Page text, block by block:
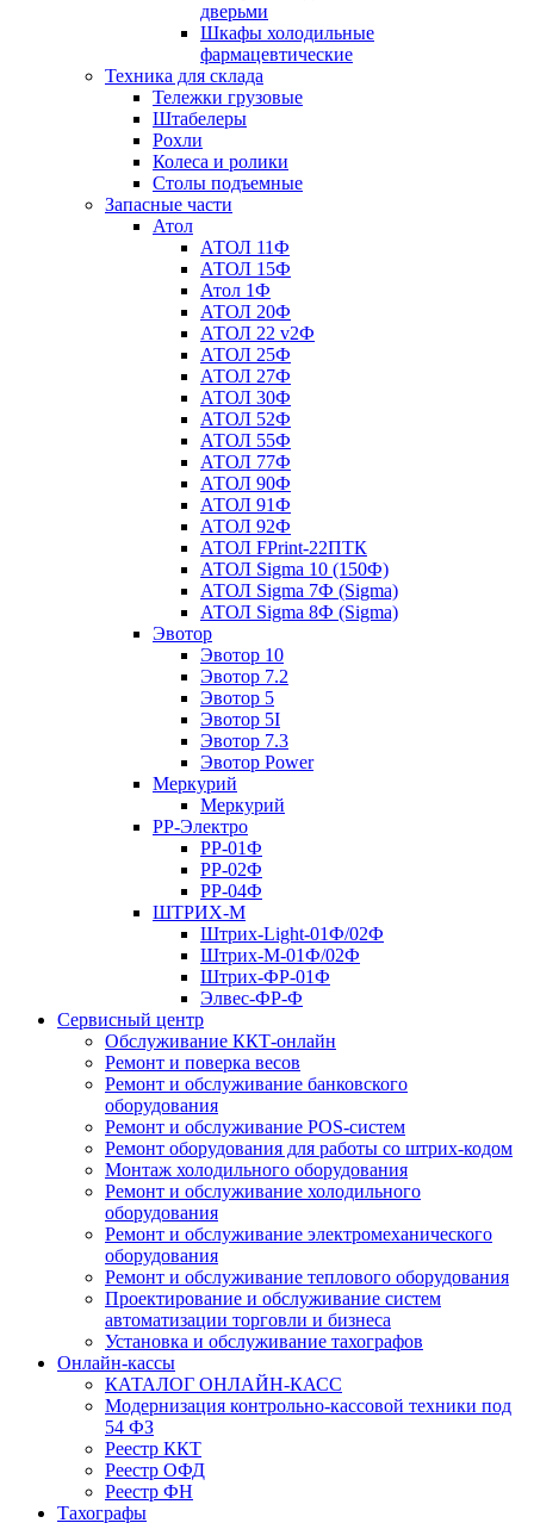
дверьми
Шкафы холодильные
фармацевтические
Техника для склада
Тележки грузовые
Штабелеры
Рохли
Колеса и ролики
Столы подъемные
Запасные части
Атол
АТОЛ 11Ф
АТОЛ 15Ф
Атол 1Ф
АТОЛ 20Ф
АТОЛ 22 v2Ф
АТОЛ 25Ф
АТОЛ 27Ф
АТОЛ 30Ф
АТОЛ 52Ф
АТОЛ 55Ф
АТОЛ 77Ф
АТОЛ 90Ф
АТОЛ 91Ф
АТОЛ 92Ф
АТОЛ FPrint-22ПТК
АТОЛ Sigma 10 (150Ф)
АТОЛ Sigma 7Ф (Sigma)
АТОЛ Sigma 8Ф (Sigma)
Эвотор
Эвотор 10
Эвотор 7.2
Эвотор 5
Эвотор 5I
Эвотор 7.3
Эвотор Power
Меркурий
Меркурий
РР-Электро
РР-01Ф
РР-02Ф
РР-04Ф
ШТРИХ-М
Штрих-Light-01Ф/02Ф
Штрих-М-01Ф/02Ф
Штрих-ФР-01Ф
Элвес-ФР-Ф
Сервисный центр
Обслуживание ККТ-онлайн
Ремонт и поверка весов
Ремонт и обслуживание банковского
оборудования
Ремонт и обслуживание POS-систем
Ремонт оборудования для работы со штрих-кодом
Монтаж холодильного оборудования
Ремонт и обслуживание холодильного
оборудования
Ремонт и обслуживание электромеханического
оборудования
Ремонт и обслуживание теплового оборудования
Проектирование и обслуживание систем
автоматизации торговли и бизнеса
Установка и обслуживание тахографов
Онлайн-кассы
КАТАЛОГ ОНЛАЙН-КАСС
Модернизация контрольно-кассовой техники под
54 ФЗ
Реестр ККТ
Реестр ОФД
Реестр ФН
Тахографы